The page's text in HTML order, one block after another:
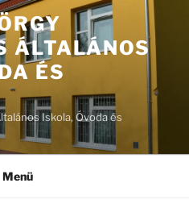
ÁLTALÁNOS
ÉS
Iskola, Óvoda és
Menü